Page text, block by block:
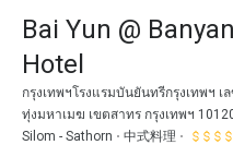
Bai Yun @
Hotel
กรุงเทพฯโรงแรมบันยันทรีกรุงเทพฯ
ทุ่งมหาเมฆ เขตสาทร กรุงเทพฯ
Silom - Sathorn
中式料理